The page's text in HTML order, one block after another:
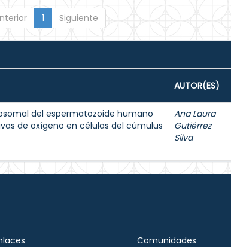
1 Siguiente
AUTOR(ES)
del espermatozoide humano
de oxígeno en células del cúmulus
Ana Laura
Gutiérrez
Silva
Comunidades